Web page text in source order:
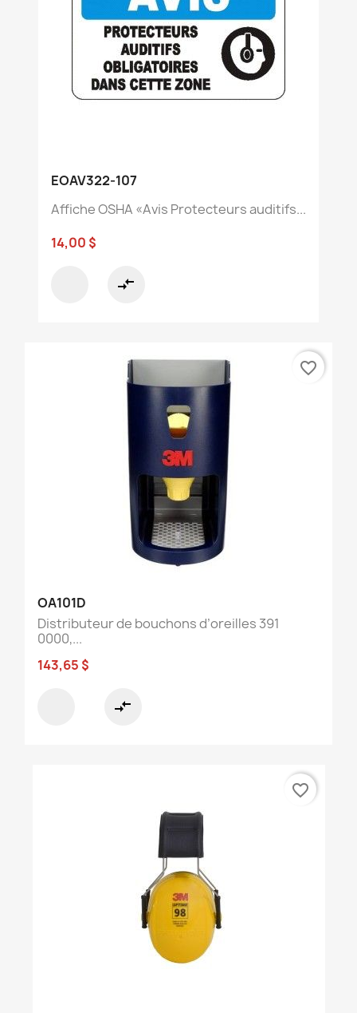
EOAV322-107
Affiche OSHA «Avis Protecteurs auditifs...
14,00 $
compare_arrows
OA101D
Distributeur de bouchons d’oreilles 391
0000,...
143,65 $
compare_arrows
favorite_border
favorite_border